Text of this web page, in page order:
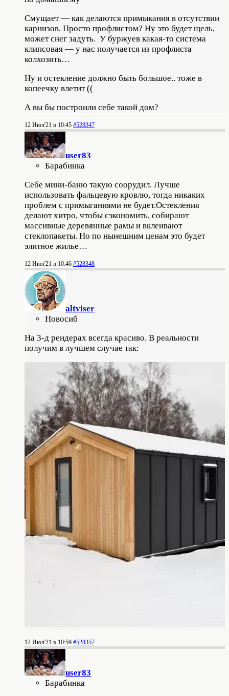
Смущает — как делаются примыкания в отсутствии
карнизов. Просто профлистом? Ну это будет щель,
может снег задуть. У буржуев какая-то система
клипсовая — у нас получается из профлиста
колхозить…
Ну и остекление должно быть большое.. тоже в
копеечку влетит ((
А вы бы построили себе такой дом?
12 Июл'21 в 10:45 #528347
user83
Барабинка
Себе мини-баню такую соорудил. Лучше
использовать фальцевую кровлю, тогда никаких
проблем с примыганиями не будет.Остекления
делают хитро, чтобы сэкономить, собирают
массивные деревянные рамы и вклеивают
стеклопакеты. Но по нынешним ценам это будет
элитное жилье…
12 Июл'21 в 10:46 #528348
altviser
Новосиб
На 3-д рендерах всегда красиво. В реальности
получим в лучшем случае так:
12 Июл'21 в 10:59 #528357
user83
Барабинка